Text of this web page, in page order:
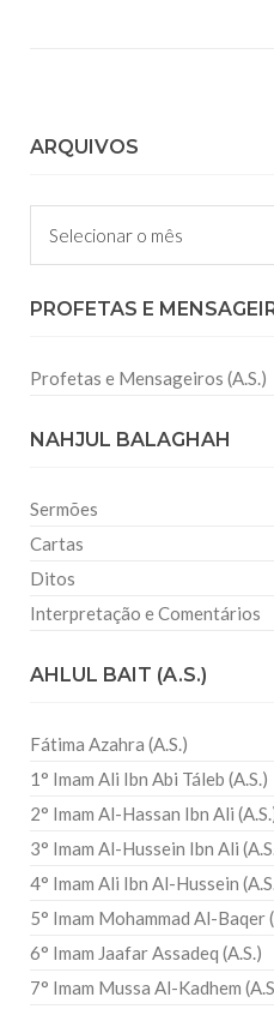
ARQUIVOS
Arquivos
PROFETAS E
Profetas e Mensageiros (A.S.)
NAHJUL BALAGHAH
Sermões
Cartas
Ditos
Interpretação e Comentários
AHLUL BAIT (A.S.)
Fátima Azahra (A.S.)
1° Imam Ali Ibn Abi Táleb (A.S.)
2° Imam Al-Hassan Ibn Ali
3° Imam Al-Hussein Ibn Ali
4° Imam Ali Ibn Al-Hussein
5° Imam Mohammad Al-Baqer
6° Imam Jaafar Assadeq (A.S.)
7° Imam Mussa Al-Kadhem